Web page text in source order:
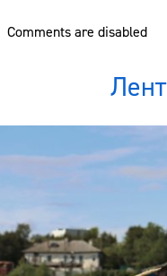
Comments are disabled